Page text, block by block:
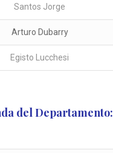
Santos Jorge
Arturo Dubarry
Egisto Lucchesi
del Departamento: